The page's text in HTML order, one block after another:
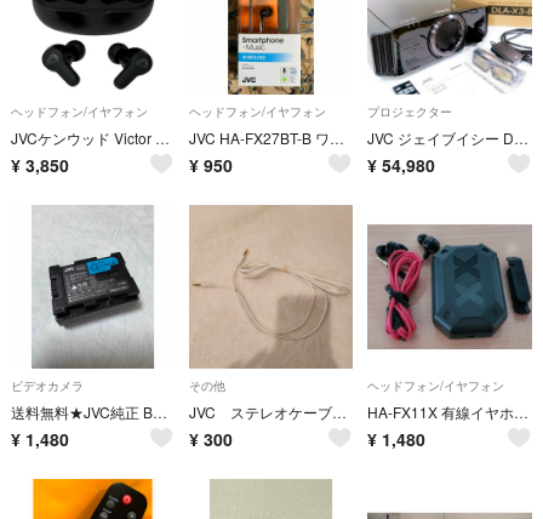
ヘッドフォン/イヤフォン
JVCケンウッド Victor ワイヤレスイヤホン HA-A20T-B ブラック
¥ 3,850
ヘッドフォン/イヤフォン
JVC HA-FX27BT-B ワイヤレスイヤホン
¥ 950
プロジェクター
JVC ジェイブイシー DLA-X3-B D-ILA ホームシアタープロジェクター 3Dメガネ 3Dシンクロエミッター DILA
¥ 54,980
ビデオカメラ
送料無料★JVC純正 BN-VG114★電池パック バッテリー
¥ 1,480
その他
JVC ステレオケーブル イヤホンジャック
¥ 300
ヘッドフォン/イヤフォン
HA-FX11X 有線イヤホン JVC
¥ 1,480